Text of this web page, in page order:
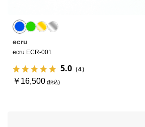
ecru
ecru ECR-001
5.0 （4）
￥16,500